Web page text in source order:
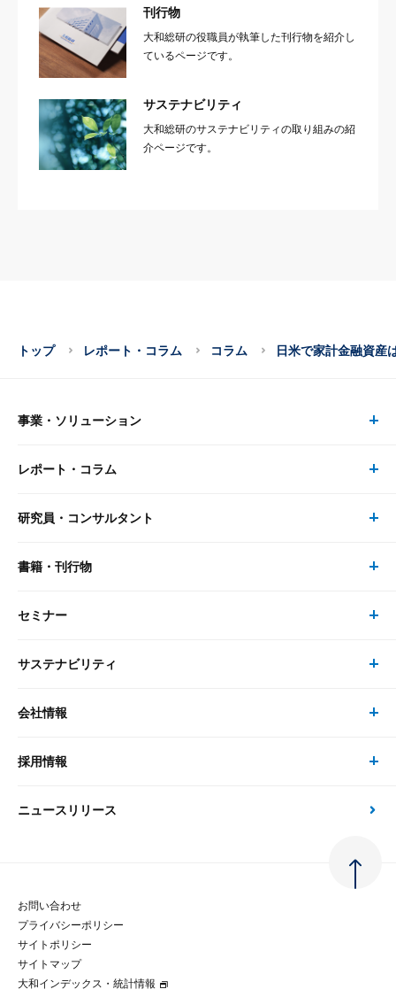
刊行物
大和総研の役職員が執筆した刊行物を紹介し
ているページです。
サステナビリティ
大和総研のサステナビリティの取り組みの紹
介ページです。
トップ レポート・コラム コラム 日米で家計金融資産
事業・ソリューション
事業・ソリューション トップ
リサーチ
大和総研の強み
先端テクノロジーに基づく新たな価値の創出
レポート・コラム
レポート・コラム トップ
最新のレポート・コラム
政策分析
金融経済教育等
テクノロジーレポート
研究員・コンサルタント
研究員・コンサルタント トップ
研究員
書籍・刊行物
書籍・刊行物 トップ
書籍
セミナー
セミナー トップ
現在受付中のセミナー・イベント
サステナビリティ
サステナビリティの取り組み
次世代社会への貢献
マルチステークホルダー方針
会社情報
会社情報 トップ
会社概要・役員一覧
大和総研の歩み
グループ会社
採用情報
採用情報 トップ
経験者採用
ニュースリリース
お問い合わせ
プライバシーポリシー
サイトポリシー
サイトマップ
大和インデックス・統計情報